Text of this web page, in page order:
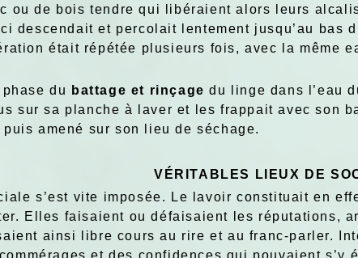
ou de bois tendre qui libéraient alors leurs
descendait et percolait lentement jusqu’au bas
était répétée plusieurs fois, avec la même
du
battage et rinçage du linge dans l’eau
sur sa planche à laver et les frappait avec son
puis amené sur son lieu de séchage.
VÉRITABLES LIEUX DE
s’est vite imposée. Le lavoir constituait en
Elles faisaient ou défaisaient les réputations,
ainsi libre cours au rire et au franc-parler.
et des confidences qui pouvaient